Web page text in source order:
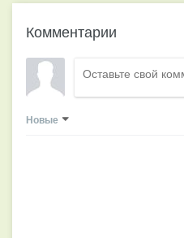
Комментарии
Новые